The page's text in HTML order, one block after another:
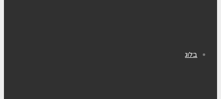
בלוג